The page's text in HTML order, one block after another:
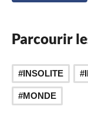
Parcourir
INSOLITE
MONDE